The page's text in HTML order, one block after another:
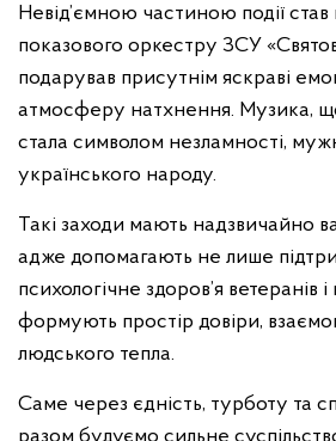
Невід’ємною частиною події
показового оркестру ЗСУ
подарував присутнім яскраві
атмосферу натхнення. Музика,
стала символом незламності,
українського народу.
Такі заходи мають надзвичайно
адже допомагають не лише
психологічне здоров’я ветеранів
формують простір довіри,
людського тепла.
Саме через єдність, турботу та
разом будуємо сильне